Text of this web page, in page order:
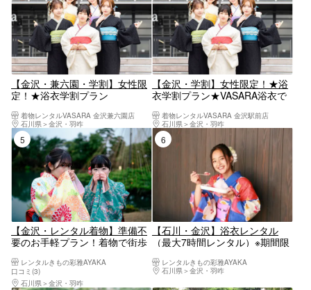
【金沢・兼六園・学割】女性限
定！★浴衣学割プラン
い出を作りませんか？ヘアセッ
ト&髪飾り付きで可愛く変身♪
着物レンタルVASARA 金沢兼六園店
石川県
金沢・羽咋
【金沢・学割】女性限定！★浴
衣学割プラン★VASARA浴衣で
か？ヘアセット&髪飾り付きで
可愛く変身♪
着物レンタルVASARA 金沢駅前店
石川県
金沢・羽咋
5位
【金沢・レンタル着物】準備不
要のお手軽プラン！着物で街歩
レンタルきもの彩雅AYAKA
口コミ(3)
石川県
金沢・羽咋
【石川・金沢】浴衣レンタル
（最大7時間レンタル）※期間限
レンタルきもの彩雅AYAKA
石川県
金沢・羽咋